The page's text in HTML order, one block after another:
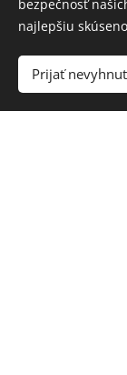
Dub
bezpečnosť
najlepšiu
Prijať